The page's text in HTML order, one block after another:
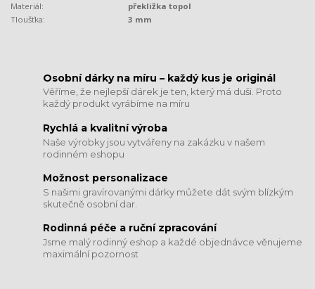
Materiál:
překližka topol
Tloušťka:
3 mm
​​​​​​​Osobní dárky na míru – každý kus je originál
Věříme, že nejlepší dárek je ten, který má duši. Proto
každý produkt vyrábíme na míru
Rychlá a kvalitní výroba
Naše výrobky jsou vytvářeny na zakázku v našem
rodinném eshopu
Možnost personalizace
S našimi gravírovanými dárky můžete dát svým blízkým
skutečně osobní dar.
​​​​​​​Rodinná péče a ruční zpracování
Jsme malý rodinný eshop a každé objednávce věnujeme
maximální pozornost